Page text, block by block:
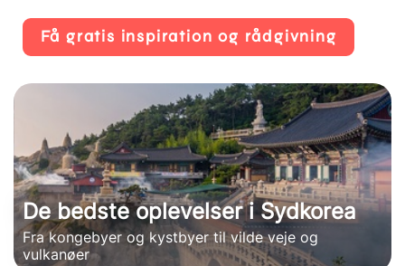
Få gratis inspiration og rådgivning
De bedste oplevelser i Sydkorea
Fra kongebyer og kystbyer til vilde veje og
vulkanøer